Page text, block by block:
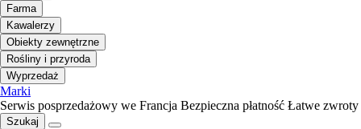
Farma
Kawalerzy
Obiekty zewnętrzne
Rośliny i przyroda
Wyprzedaż
Marki
Serwis posprzedażowy we Francja Bezpieczna płatność Łatwe zwroty
Szukaj